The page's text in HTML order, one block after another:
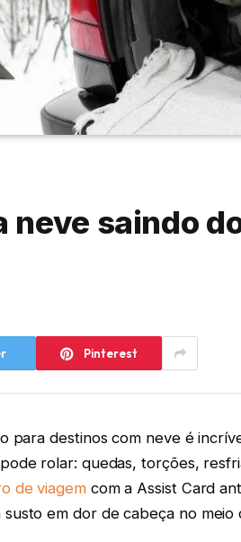
neve saindo
Pinterest
para destinos com neve é
rolar: quedas, torções,
de viagemcom a Assist Card
em dor de cabeça no meio